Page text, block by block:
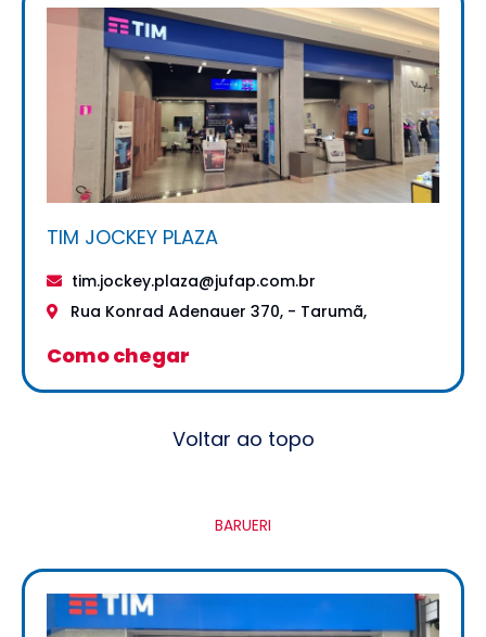
TIM JOCKEY PLAZA
tim.jockey.plaza@jufap.com.br
Rua Konrad Adenauer 370, - Tarumã,
Como chegar
Voltar ao topo
BARUERI